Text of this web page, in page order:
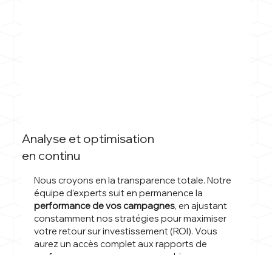
Analyse et optimisation
en continu
Nous croyons en la transparence totale. Notre
équipe d’experts suit en permanence la
performance de vos campagnes, en ajustant
constamment nos stratégies pour maximiser
votre retour sur investissement (ROI). Vous
aurez un accès complet aux rapports de